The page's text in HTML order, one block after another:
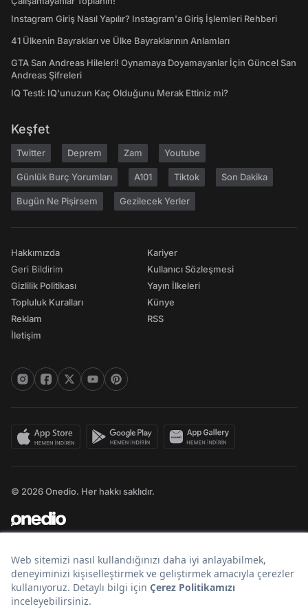
Instagram Giriş Nasıl Yapılır? Instagram'a Giriş İşlemleri Rehberi
41 Ülkenin Bayrakları ve Ülke Bayraklarının Anlamları
GTA San Andreas Hileleri! Oynamaya Doyamayanlar İçin Güncel San
Andreas Şifreleri
IQ Testi: IQ'unuzun Kaç Olduğunu Merak Ettiniz mi?
Keşfet
Twitter Deprem Zam Youtube
Günlük Burç Yorumları A101 Tiktok Son Dakika
Bugün Ne Pişirsem Gezilecek Yerler
Hakkımızda
Geri Bildirim
Gizlilik Politikası
Topluluk Kuralları
Reklam
İletişim
Kariyer
Kullanıcı Sözleşmesi
Yayın İlkeleri
Künye
RSS
© 2026 Onedio. Her hakkı saklıdır.
Bir markasıdır.